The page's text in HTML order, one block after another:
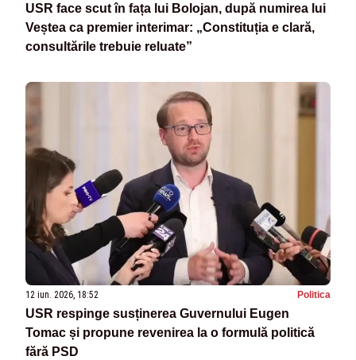
USR face scut în fața lui Bolojan, după numirea lui
Veștea ca premier interimar: „Constituția e clară,
consultările trebuie reluate”
12 iun. 2026, 18:52 Politica
USR respinge susținerea Guvernului Eugen
Tomac și propune revenirea la o formulă politică
fără PSD